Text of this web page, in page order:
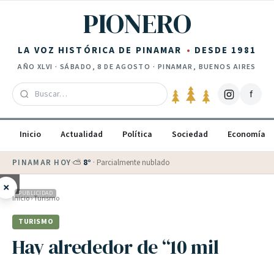
PIONERO
LA VOZ HISTÓRICA DE PINAMAR DESDE 1981
AÑO XLVI · SÁBADO, 8 DE AGOSTO · PINAMAR, BUENOS AIRES
f
Inicio Actualidad Política Sociedad Economía
PINAMAR HOY·💵 Dólar blue$1525 · oficial $
× PUBLICIDAD
Inicio›Turismo
TURISMO
Hay alrededor de “10 mil